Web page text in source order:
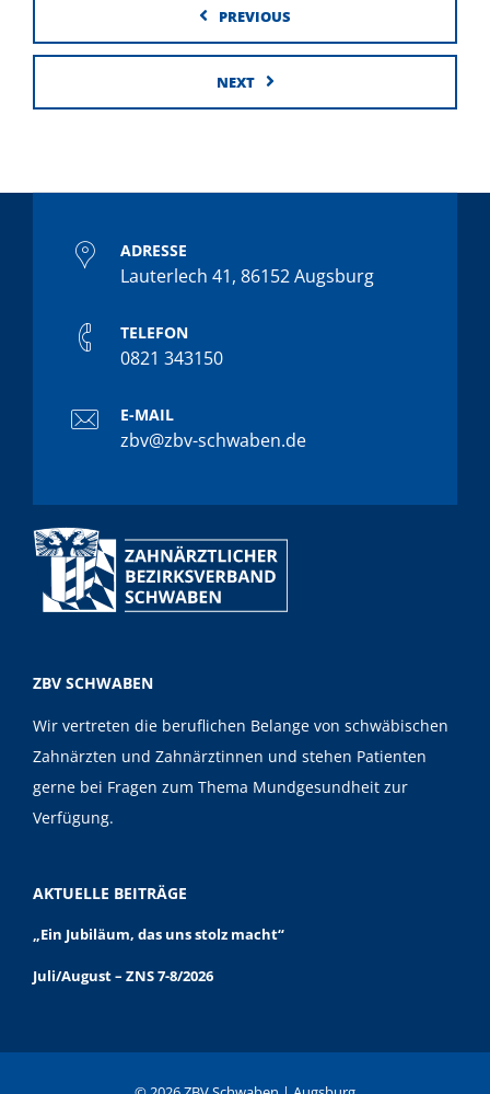
PREVIOUS
NEXT
ADRESSE
Lauterlech 41, 86152 Augsburg
TELEFON
0821 343150
E-MAIL
zbv@zbv-schwaben.de
ZBV SCHWABEN
Wir vertreten die beruflichen Belange von schwäbischen
Zahnärzten und Zahnärztinnen und stehen Patienten
gerne bei Fragen zum Thema Mundgesundheit zur
Verfügung.
AKTUELLE BEITRÄGE
„Ein Jubiläum, das uns stolz macht“
Juli/August – ZNS 7-8/2026